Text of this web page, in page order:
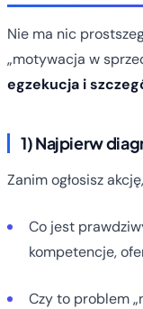
Nie ma nic
„motywacja w
egzekucja i
1) Najpierw
Zanim ogłosisz
Co jest
kompetencje,
Czy to problem